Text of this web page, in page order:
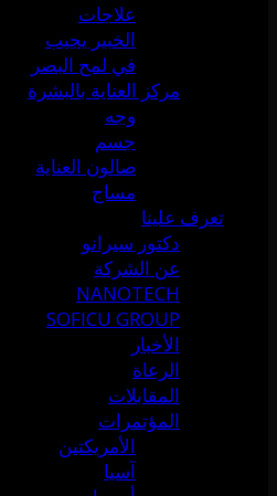
علاجات
الخبير يجيب
في لمح البصر
مركز العناية بالبشرة
وجه
جسم
صالون العناية
مساج
تعرف علينا
دكتور سيرانو
عن الشركة
NANOTECH
SOFICU GROUP
الأخبار
الرعاة
المقابلات
المؤتمرات
الأمريكتين
آسيا